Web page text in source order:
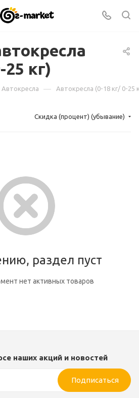
25 кг)
Автокресла — Автокресла (0-18 кг/ 0-25
Скидка (процент) (убывание)
раздел пуст
нет активных товаров
наших акций и новостей
Подписаться